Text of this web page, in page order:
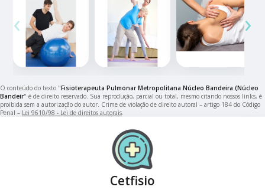
‹ ›
O conteúdo do texto "Fisioterapeuta Pulmonar Metropolitana Núcleo Bandeira (Núcleo
Bandeir" é de direito reservado. Sua reprodução, parcial ou total, mesmo citando nossos links, é
proibida sem a autorização do autor. Crime de violação de direito autoral – artigo 184 do Código
Penal – Lei 9610/98 - Lei de direitos autorais.
Cetfisio